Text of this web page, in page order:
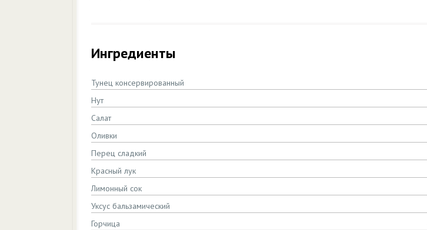
Ингредиенты
Тунец консервированный
Нут
Салат
Оливки
Перец сладкий
Красный лук
Лимонный сок
Уксус бальзамический
Горчица